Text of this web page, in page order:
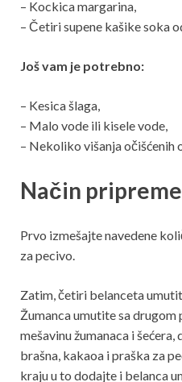
– Kockica margarina,
– Četiri supene kašike soka
Još vam je potrebno:
– Kesica šlaga,
– Malo vode ili kisele vode,
– Nekoliko višanja očišćenih
Način
Prvo izmešajte navedene
za pecivo.
Zatim, četiri belanceta
Žumanca umutite sa drugom
mešavinu žumanaca i
brašna, kakaoa i praška za
kraju u to dodajte i belanca